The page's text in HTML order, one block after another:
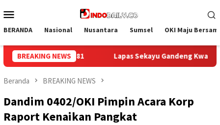
ke
Mobile
BERANDA Nasional Nusantara Sumsel OKI Maju
BREAKING NEWS
Kwarcab Muba Berikan Materi Dasar Kepramukaan ke
Beranda BREAKING NEWS
Dandim 0402/OKI Pimpin Acara Korp
Raport Kenaikan Pangkat